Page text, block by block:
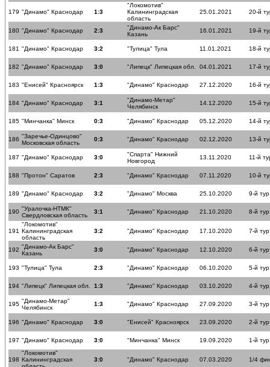
179 "Динамо" Краснодар 1:3
"Локомотив"
Калининградская
область
25.01.2021 20-й
180 "Динамо" Краснодар 2:3
"Динамо-Ак Барс"
Казань
16.01.2021 19-й
181 "Динамо" Краснодар 3:2 "Тулица" Тула 11.01.2021 18-й
182 "Динамо" Краснодар 3:0 "Липецк" Липецкая обл. 04.01.2021 17-й
183 "Енисей" Красноярск 1:3 "Динамо" Краснодар 27.12.2020 16-й
184 "Динамо" Краснодар 3:1
"Динамо-Метар"
Челябинск
14.12.2020 15-й
185 "Минчанка" Минск 0:3 "Динамо" Краснодар 05.12.2020 14-й
186 "Заречье-Одинцово"
Московская область
0:3 "Динамо" Краснодар 02.12.2020 13-й
187 "Динамо" Краснодар 3:0
"Спарта" Нижний
Новгород
13.11.2020 11-й
188 "Протон" Саратов 2:3 "Динамо" Краснодар 07.11.2020 10-й
189 "Динамо" Краснодар 3:2 "Динамо" Москва 25.10.2020 9-й тур
190 "Уралочка-НТМК"
Свердловская область
3:1 "Динамо" Краснодар 21.10.2020 8-й тур
191
"Локомотив"
Калининградская
область
3:2 "Динамо" Краснодар 17.10.2020 7-й тур
192 "Динамо-Ак Барс"
Казань
3:0 "Динамо" Краснодар 12.10.2020 6-й тур
193 "Тулица" Тула 2:3 "Динамо" Краснодар 06.10.2020 5-й тур
194 "Липецк" Липецкая обл. 1:3 "Динамо" Краснодар 03.10.2020 4-й тур
195 "Динамо-Метар"
Челябинск
1:3 "Динамо" Краснодар 27.09.2020 3-й тур
196 "Динамо" Краснодар 3:0 "Енисей" Красноярск 23.09.2020 2-й тур
197 "Динамо" Краснодар 3:0 "Минчанка" Минск 19.09.2020 1-й тур
198
"Локомотив"
Калининградская
3:0 "Динамо" Краснодар 07.03.2020 1/4